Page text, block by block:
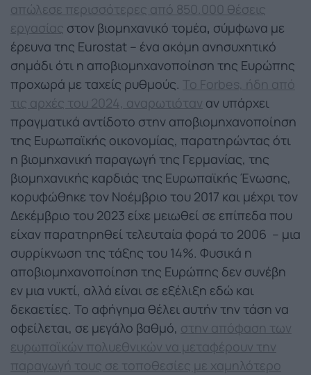
απώλεσε περισσότερες από 850.000 θέσεις
εργασίας στον βιομηχανικό τομέα, σύμφωνα με
έρευνα της Eurostat – ένα ακόμη ανησυχητικό
σημάδι ότι η αποβιομηχανοποίηση της Ευρώπης
προχωρά με ταχείς ρυθμούς. Το Forbes, ήδη από
τις αρχές του 2024, αναρωτιόταν αν υπάρχει
πραγματικά αντίδοτο στην αποβιομηχανοποίηση
της Ευρωπαϊκής οικονομίας, παρατηρώντας ότι
η βιομηχανική παραγωγή της Γερμανίας, της
βιομηχανικής καρδιάς της Ευρωπαϊκής Ένωσης,
κορυφώθηκε τον Νοέμβριο του 2017 και μέχρι τον
Δεκέμβριο του 2023 είχε μειωθεί σε επίπεδα που
είχαν παρατηρηθεί τελευταία φορά το 2006 – μια
συρρίκνωση της τάξης του 14%. Φυσικά η
αποβιομηχανοποίηση της Ευρώπης δεν συνέβη
εν μια νυκτί, αλλά είναι σε εξέλιξη εδώ και
δεκαετίες. Το αφήγημα θέλει αυτήν την τάση να
οφείλεται, σε μεγάλο βαθμό, στην απόφαση των
ευρωπαϊκών πολυεθνικών να μεταφέρουν την
παραγωγή τους σε τοποθεσίες με χαμηλότερο